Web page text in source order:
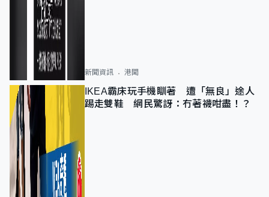
新聞資訊 港聞
IKEA霸床玩手機瞓著 遭「無良」途人
踢走雙鞋 網民驚訝：冇著襪咁盡！？